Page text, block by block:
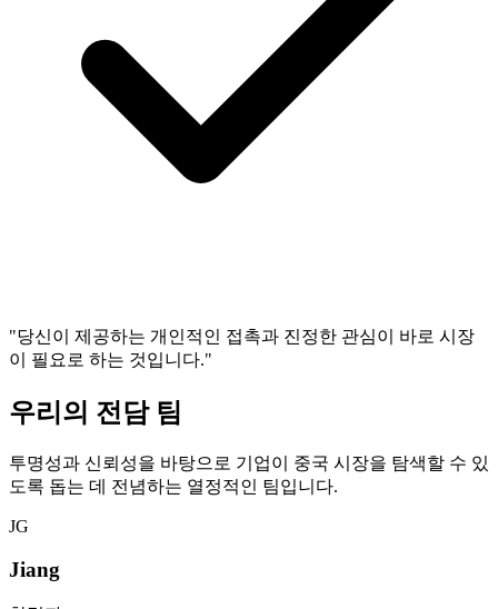
"당신이 제공하는 개인적인 접촉과 진정한 관심이 바로 시장
이 필요로 하는 것입니다."
우리의 전담 팀
투명성과 신뢰성을 바탕으로 기업이 중국 시장을 탐색할 수 있
도록 돕는 데 전념하는 열정적인 팀입니다.
JG
Jiang